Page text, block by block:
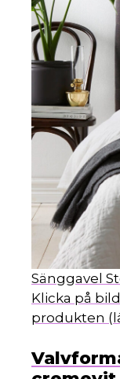
Sänggavel
Klicka på
produkten